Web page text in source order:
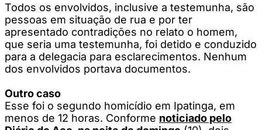
Todos os envolvidos, inclusive a testemunha, são
pessoas em situação de rua e por ter
apresentado contradições no relato o homem,
que seria uma testemunha, foi detido e conduzido
para a delegacia para esclarecimentos. Nenhum
dos envolvidos portava documentos.
Outro caso
Esse foi o segundo homicídio em Ipatinga, em
menos de 12 horas. Conforme noticiado pelo